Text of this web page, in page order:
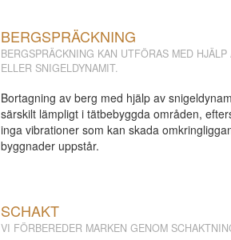
BERGSPRÄCKNING
BERGSPRÄCKNING KAN UTFÖRAS MED HJÄLP
ELLER SNIGELDYNAMIT.
Bortagning av berg med hjälp av
särskilt lämpligt i tätbebyggda områden,
inga vibrationer som kan skada
byggnader uppstår.
SCHAKT
VI FÖRBEREDER MARKEN GENOM